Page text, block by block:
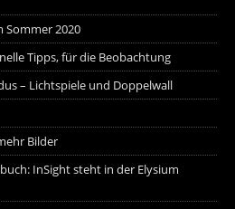
Sommer 2020
Tipps, für die Beobachtung
– Lichtspiele und Doppelwall
Bilder
InSight steht in der Elysium